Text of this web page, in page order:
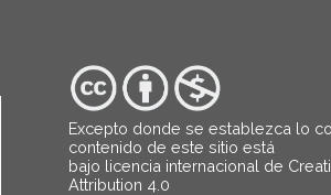
Excepto donde se establezca lo
contenido de este sitio está
bajo licencia internacional de
Attribution 4.0